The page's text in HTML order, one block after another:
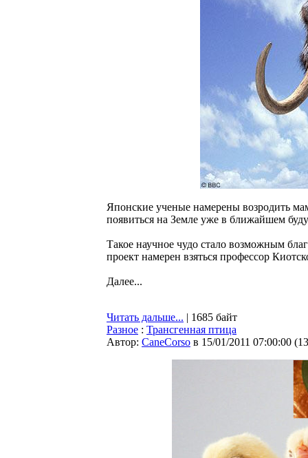
Японские ученые намерены возродить
появиться на Земле уже в ближайшем
Такое научное чудо стало возможным
проект намерен взяться профессор
Далее...
Читать дальше... | 1685 байт
Разное : Трансгенная птица
Автор: CaneCorso в 15/01/2011 07:00:00 (